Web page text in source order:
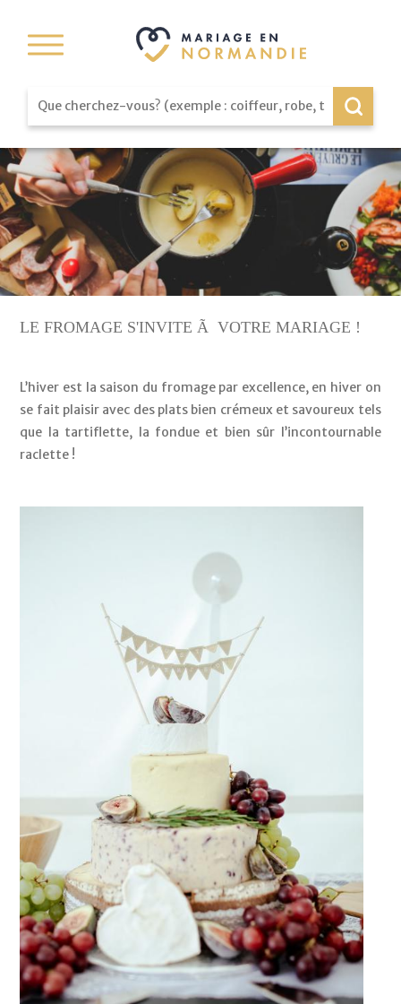
LE FROMAGE S'INVITE Ã VOTRE MARIAGE !
L’hiver est la saison du fromage par excellence, en hiver on
se fait plaisir avec des plats bien crémeux et savoureux tels
que la tartiflette, la fondue et bien sûr l’incontournable
raclette !